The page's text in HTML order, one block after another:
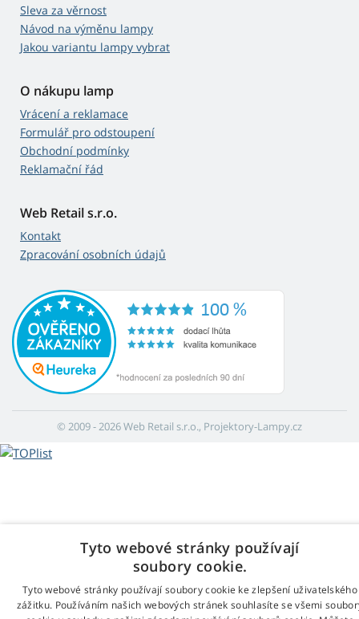
Sleva za věrnost
Návod na výměnu lampy
Jakou variantu lampy vybrat
O nákupu lamp
Vrácení a reklamace
Formulář pro odstoupení
Obchodní podmínky
Reklamační řád
Web Retail s.r.o.
Kontakt
Zpracování osobních údajů
© 2009 - 2026 Web Retail s.r.o., Projektory-Lampy.cz
Tyto webové stránky používají
soubory cookie.
Tyto webové stránky používají soubory cookie ke zlepšení uživatelského
zážitku. Používáním našich webových stránek souhlasíte se všemi